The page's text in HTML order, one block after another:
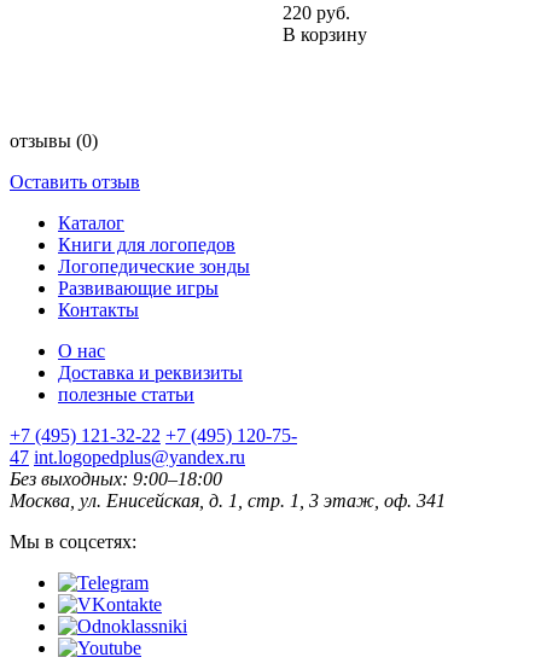
220 руб.
В корзину
отзывы (0)
Оставить отзыв
Каталог
Книги для логопедов
Логопедические зонды
Развивающие игры
Контакты
О нас
Доставка и реквизиты
полезные статьи
+7 (495) 121-32-22 +7 (495) 120-75-
47 int.logopedplus@yandex.ru
Без выходных: 9:00–18:00
Москва, ул. Енисейская, д. 1, стр. 1, 3 этаж, оф. 341
Мы в соцсетях: